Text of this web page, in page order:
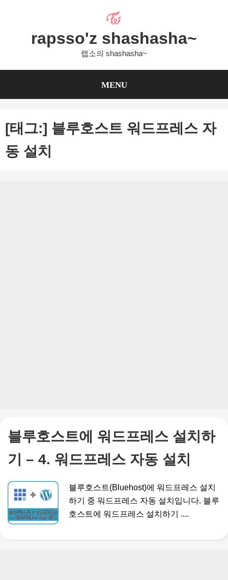
rapsso'z shashasha~
랩소의 shashasha~
MENU
[태그:] 블루호스트 워드프레스 자
동 설치
블루호스트에 워드프레스 설치하
기 – 4. 워드프레스 자동 설치
블루호스트(Bluehost)에 워드프레스 설치
하기 중 워드프레스 자동 설치입니다. 블루
호스트에 워드프레스 설치하기 ....